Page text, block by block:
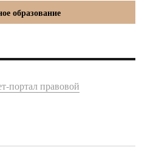
образование
портал правовой